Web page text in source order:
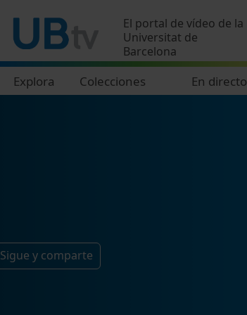
El portal de vídeo de la
Universitat de
Barcelona
Explora Colecciones En directo
Sigue y comparte